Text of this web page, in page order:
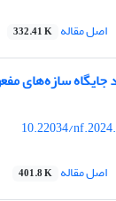
اصل مقاله 332.41 K
جایگاه سازه‌های
10.22034/
اصل مقاله 401.8 K